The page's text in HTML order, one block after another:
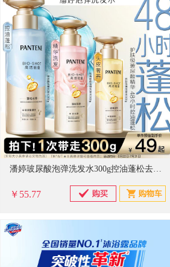
潘婷玻尿酸泡弹洗发水300g控油蓬松去油洗头膏洗发露深水泡弹
￥55.77